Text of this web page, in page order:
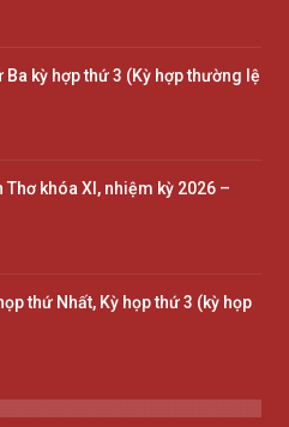
Ba kỳ hợp thứ 3 (Kỳ hợp thường lệ
Thơ khóa XI, nhiệm kỳ 2026 –
thứ Nhất, Kỳ họp thứ 3 (kỳ họp